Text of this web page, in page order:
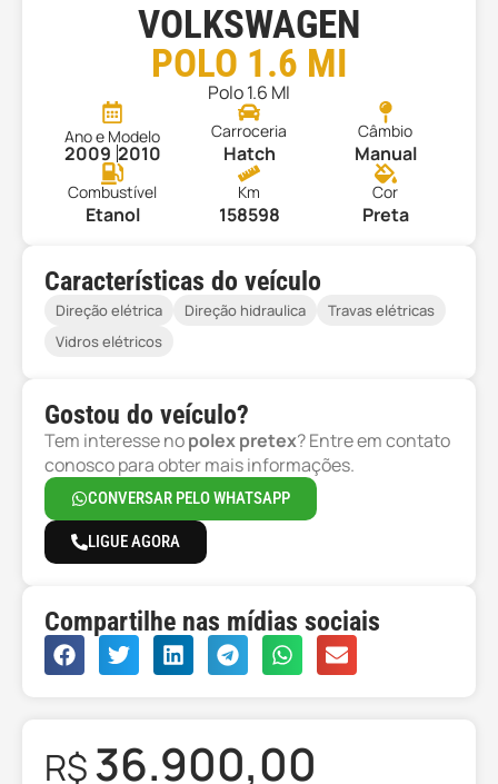
VOLKSWAGEN
POLO 1.6 MI
Polo 1.6 MI
Ano e Modelo
2009 2010
Carroceria
Hatch
Câmbio
Manual
Combustível
Etanol
Km
158598
Cor
Preta
Características do veículo
Direção elétrica Direção hidraulica
Travas elétricas
Vidros elétricos
Gostou do veículo?
Tem interesse nopolex pretex? Entre em contato
conosco para obter mais informações.
CONVERSAR PELO WHATSAPP
LIGUE AGORA
Compartilhe nas mídias sociais
R$36.900,00